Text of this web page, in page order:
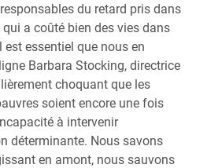
du retard pris dans
a coûté bien des vies dans
est essentiel que nous en
Barbara Stocking, directrice
choquant que les
soient encore une fois
à intervenir
déterminante. Nous savons
en amont, nous sauvons